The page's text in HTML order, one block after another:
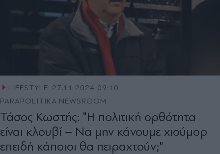
LIFESTYLE 27.11.2024 09:10
PARAPOLITIKA NEWSROOM
Τάσος Κωστής: "Η πολιτική ορθότητα
είναι κλουβί – Να μην κάνουμε χιούμορ
επειδή κάποιοι θα πειραχτούν;"